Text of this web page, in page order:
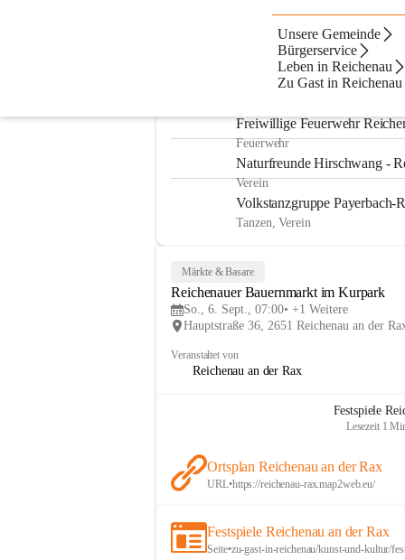
Unsere Gemeinde
Bürgerservice
Leben in Reichenau
Zu Gast in Reichenau
Fußzeile
Freiwillige Feuerwehr
Feuerwehr
Naturfreunde Hirschwang -
Verein
Volkstanzgruppe Payerbach-
Tanzen, Verein
Märkte & Basare
Reichenauer Bauernmarkt im Kurpark
So., 6. Sept., 07:00
+1 Weitere
Hauptstraße 36, 2651 Reichenau an der
Veranstaltet von
Reichenau an der Rax
Festspiele
Lesezeit 1
Ortsplan Reichenau an der Rax
URL•https://reichenau-rax.map2web.eu/
Festspiele Reichenau an der Rax
Seite•zu-gast-in-reichenau/kunst-und-kultur/